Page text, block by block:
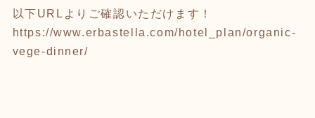
以下URLよりご確認いただけます！
https://www.erbastella.com/hotel_plan/organic-
vege-dinner/